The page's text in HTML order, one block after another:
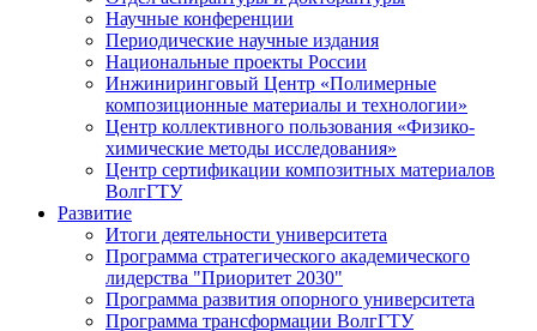
Научные конференции
Периодические научные издания
Национальные проекты России
Инжиниринговый Центр «Полимерные
композиционные материалы и технологии»
Центр коллективного пользования «Физико-
химические методы исследования»
Центр сертификации композитных материалов
ВолгГТУ
Развитие
Итоги деятельности университета
Программа стратегического академического
лидерства "Приоритет 2030"
Программа развития опорного университета
Программа трансформации ВолгГТУ